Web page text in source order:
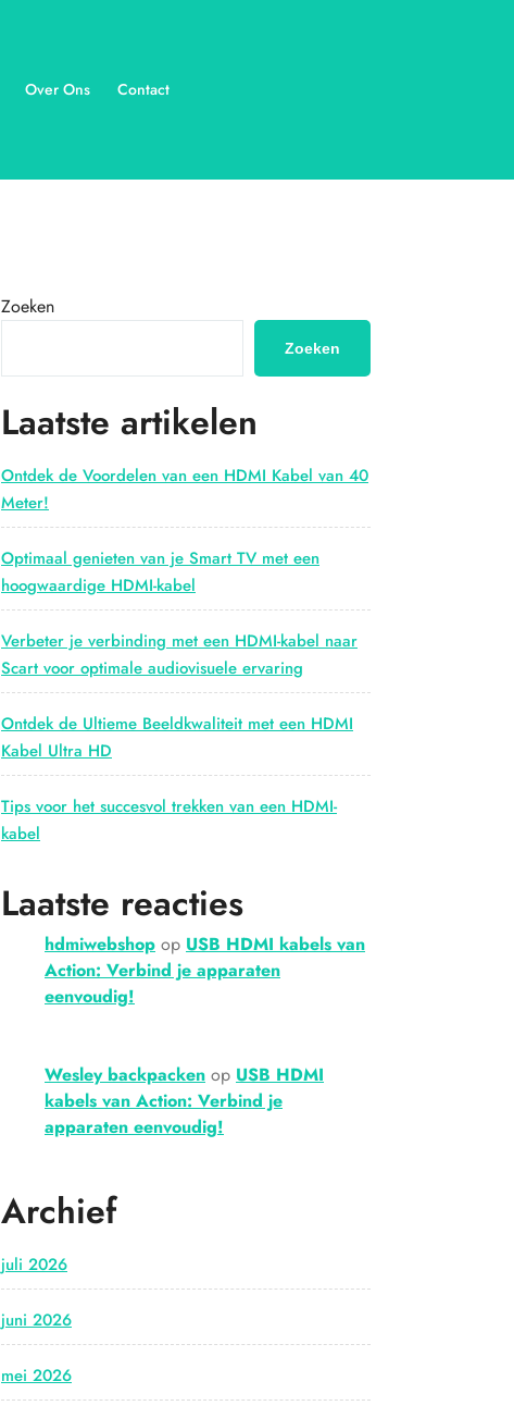
Over Ons Contact
Zoeken
Zoeken
Laatste artikelen
Ontdek de Voordelen van een HDMI Kabel van 40
Meter!
Optimaal genieten van je Smart TV met een
hoogwaardige HDMI-kabel
Verbeter je verbinding met een HDMI-kabel naar
Scart voor optimale audiovisuele ervaring
Ontdek de Ultieme Beeldkwaliteit met een HDMI
Kabel Ultra HD
Tips voor het succesvol trekken van een HDMI-
kabel
Laatste reacties
hdmiwebshop op USB HDMI kabels van
Action: Verbind je apparaten
eenvoudig!
Wesley backpacken op USB HDMI
kabels van Action: Verbind je
apparaten eenvoudig!
Archief
juli 2026
juni 2026
mei 2026